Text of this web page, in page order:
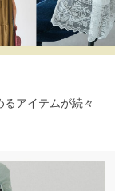
アイテムが続々